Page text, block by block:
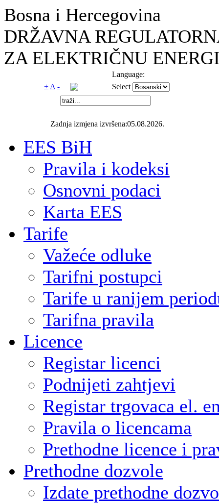
Bosna i Hercegovina
DRŽAVNA
ZA ELEKTRIČNU
Language:
+ A - Select
Zadnja izmjena izvršena:05.08.2026.
EES BiH
Pravila i kodeksi
Osnovni podaci
Karta EES
Tarife
Važeće odluke
Tarifni postupci
Tarife u ranijem
Tarifna pravila
Licence
Registar licenci
Podnijeti zahtjevi
Registar trgovaca el.
Pravila o licencama
Prethodne licence i
Prethodne dozvole
Izdate prethodne